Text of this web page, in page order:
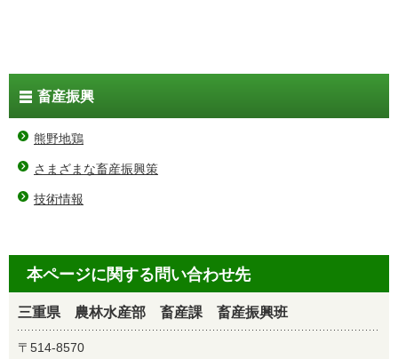
畜産振興
熊野地鶏
さまざまな畜産振興策
技術情報
本ページに関する問い合わせ先
三重県 農林水産部 畜産課 畜産振興班
〒514-8570